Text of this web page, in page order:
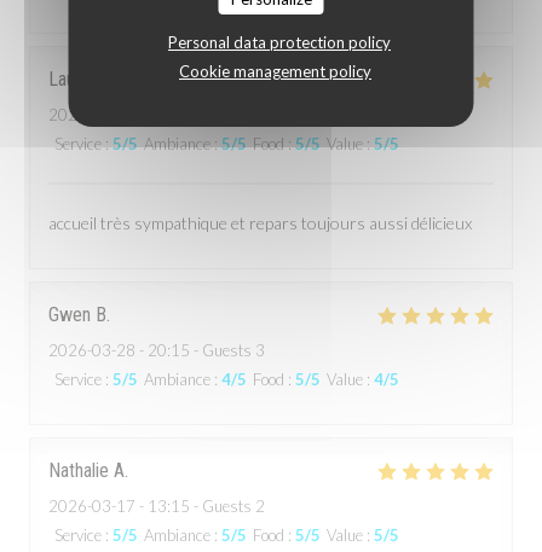
Personal data protection policy
Cookie management policy
Laurent
2026-04-03
Service:5/5 Ambiance:5/5 Food:5/5 Value:5/5
accueil très sympathique et repars toujours aussi délicieux
Gwen B
2026-03-28 - 20:15 - Guests 3
Service : 5/5 Ambiance : 4/5 Food : 5/5 Value : 4/5
Nathalie A
2026-03-17 - 13:15 - Guests 2
Service : 5/5 Ambiance : 5/5 Food : 5/5 Value : 5/5